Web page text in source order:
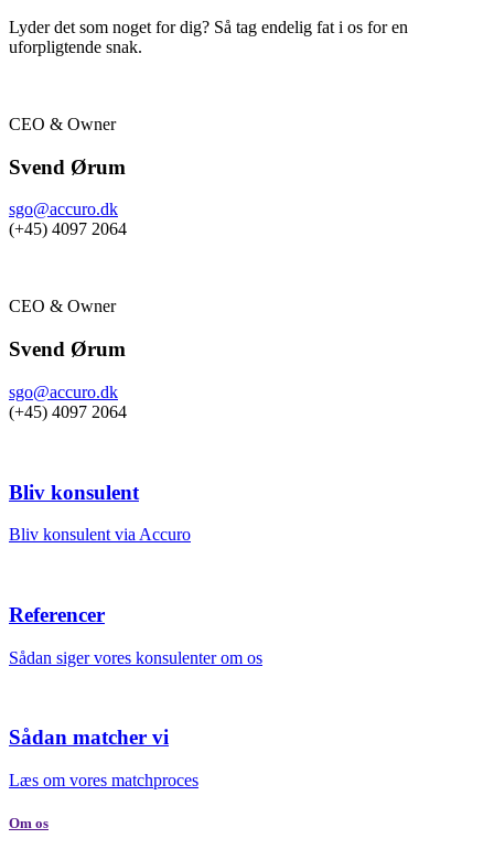
Lyder det som noget for dig? Så tag endelig fat i os for en
uforpligtende snak.
CEO & Owner
Svend Ørum
sgo@accuro.dk
(+45) 4097 2064
CEO & Owner
Svend Ørum
sgo@accuro.dk
(+45) 4097 2064
Bliv konsulent
Bliv konsulent via Accuro
Referencer
Sådan siger vores konsulenter om os
Sådan matcher vi
Læs om vores matchproces
Om os